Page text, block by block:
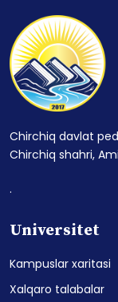
Chirchiq davlat
Chirchiq shahri,
.
Universitet
Kampuslar xaritasi
Xalqaro talabalar